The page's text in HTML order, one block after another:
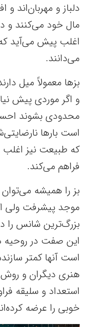
دلباز و مهربان‌اند
مال خود می‌کنند و
اغلب پیش می‌آید که
می‌دانند.
بزها معمولاً میل
و اگر موردی پیش
محدودی بشوند
است بارها
که طبیعت نیز اغلب
فراهم می‌کند.
بز را همیشه
موجد پیشرفت ولی
بزرگ‌ترین شانس
این صفت در روحیه
است آنها کمتر
هنری دیگران و روش
استعداد و سلیقه
خوبی را عرضه